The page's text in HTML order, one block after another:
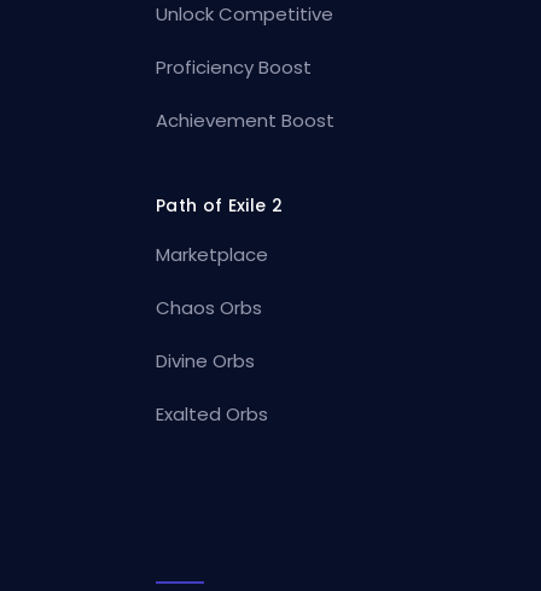
Unlock Competitive
Proficiency Boost
Achievement Boost
Path of Exile 2
Marketplace
Chaos Orbs
Divine Orbs
Exalted Orbs